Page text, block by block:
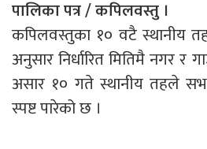
पालिका पत्र / कपिलवस्तु ।
कपिलवस्तुका १० वटै स्थानीय
अनुसार निर्धारित मितिमै नगर र
असार १० गते स्थानीय तहले
स्पष्ट पारेको छ ।